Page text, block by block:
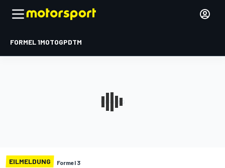
FORMEL 1MOTOGPDTM
EILMELDUNG Formel 3